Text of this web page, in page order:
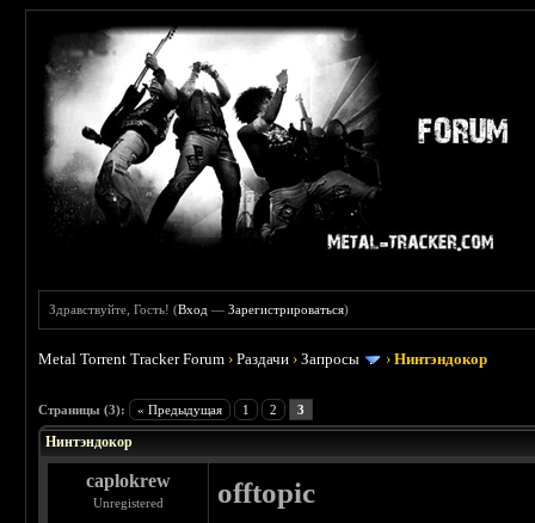
Здравствуйте, Гость! (Вход —Зарегистрироваться)
Metal Torrent Tracker Forum ›Раздачи ›Запросы ›Нинтэндокор
Страницы (3): « Предыдущая 1 2 3
Нинтэндокор
caplokrew
Unregistered offtopic